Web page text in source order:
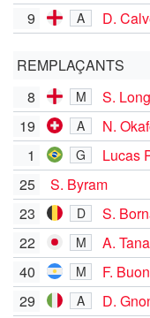
9 A D.
REMPLAÇANTS
8
M S.
19 A N.
1 G
Lucas
25
S. Byram
23
D
S.
22
M
A.
40
M F.
29 A D.